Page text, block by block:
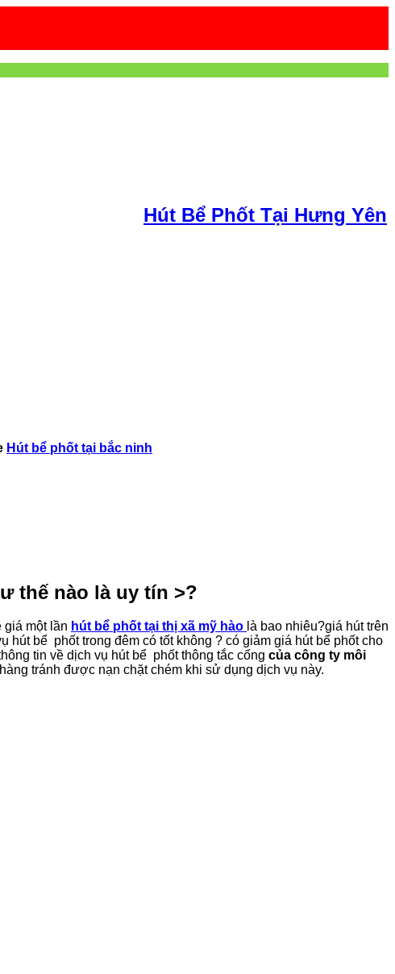
Hút Bể Phốt Tại Hưng Yên
Hút bể phốt tại bắc ninh
thế nào là uy tín >?
một lần hút bể phốt tại thị xã mỹ hào là bao nhiêu?giá hút trên
hút bể phốt trong đêm có tốt không ? có giảm giá hút bể phốt cho
tin về dịch vụ hút bể phốt thông tắc cống của công ty môi
tránh được nạn chặt chém khi sử dụng dịch vụ này.